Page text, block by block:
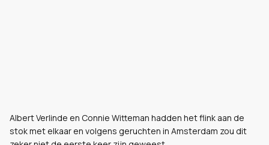
Albert Verlinde en Connie Witteman hadden het flink aan de
stok met elkaar en volgens geruchten in Amsterdam zou dit